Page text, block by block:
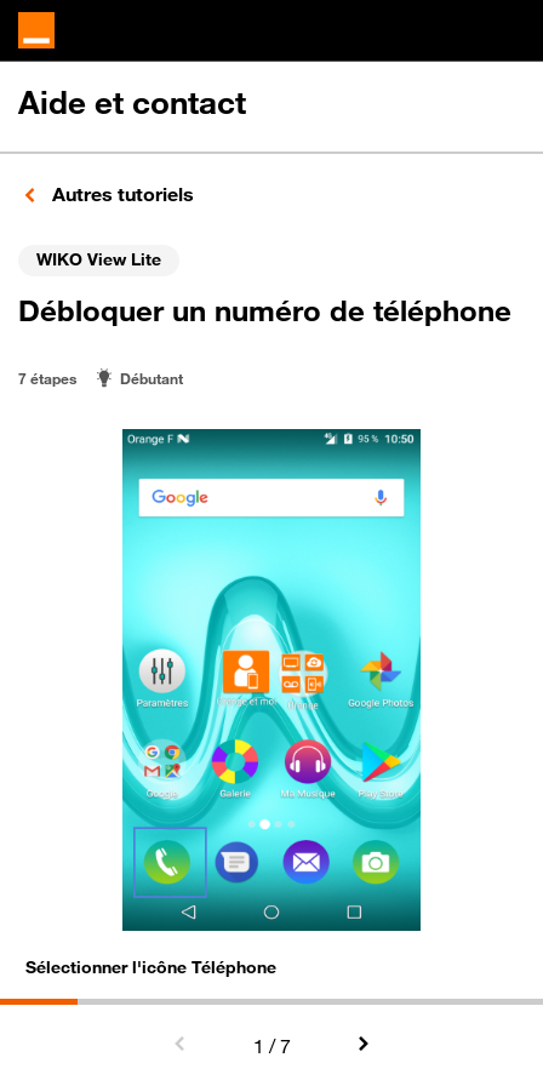
Aide et contact
Autres tutoriels
WIKO View Lite
Débloquer un numéro de téléphone
7 étapes Débutant
Sélectionner l'icône Téléphone
1 / 7